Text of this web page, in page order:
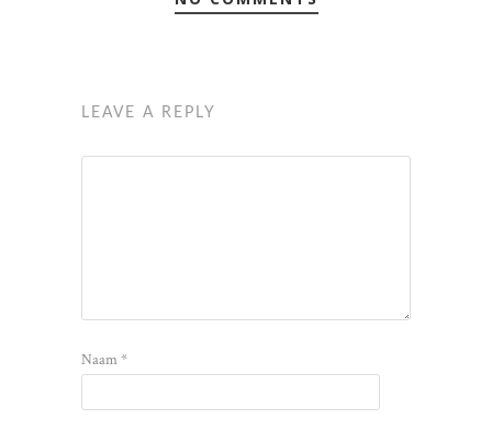
LEAVE A REPLY
Naam*